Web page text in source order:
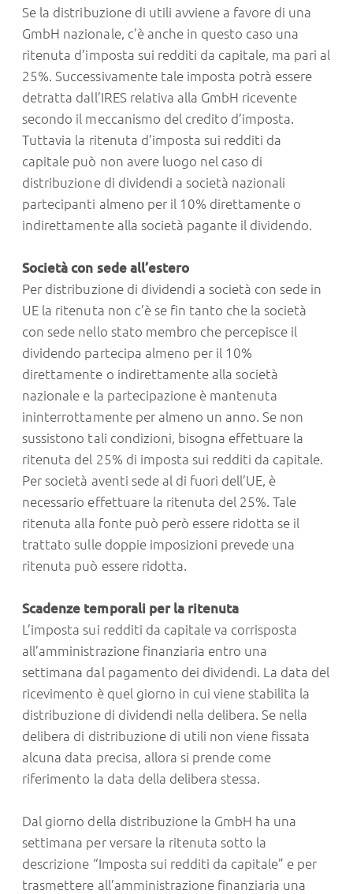
Se la distribuzione di utili avviene a favore di una
GmbH nazionale, c’è anche in questo caso una
ritenuta d’imposta sui redditi da capitale, ma pari al
25%. Successivamente tale imposta potrà essere
detratta dall’IRES relativa alla GmbH ricevente
secondo il meccanismo del credito d’imposta.
Tuttavia la ritenuta d’imposta sui redditi da
capitale può non avere luogo nel caso di
distribuzione di dividendi a società nazionali
partecipanti almeno per il 10% direttamente o
indirettamente alla società pagante il dividendo.
Società con sede all’estero
Per distribuzione di dividendi a società con sede in
UE la ritenuta non c’è se fin tanto che la società
con sede nello stato membro che percepisce il
dividendo partecipa almeno per il 10%
direttamente o indirettamente alla società
nazionale e la partecipazione è mantenuta
ininterrottamente per almeno un anno. Se non
sussistono tali condizioni, bisogna effettuare la
ritenuta del 25% di imposta sui redditi da capitale.
Per società aventi sede al di fuori dell’UE, è
necessario effettuare la ritenuta del 25%. Tale
ritenuta alla fonte può però essere ridotta se il
trattato sulle doppie imposizioni prevede una
ritenuta può essere ridotta.
Scadenze temporali per la ritenuta
L’imposta sui redditi da capitale va corrisposta
all’amministrazione finanziaria entro una
settimana dal pagamento dei dividendi. La data del
ricevimento è quel giorno in cui viene stabilita la
distribuzione di dividendi nella delibera. Se nella
delibera di distribuzione di utili non viene fissata
alcuna data precisa, allora si prende come
riferimento la data della delibera stessa.
Dal giorno della distribuzione la GmbH ha una
settimana per versare la ritenuta sotto la
descrizione “Imposta sui redditi da capitale” e per
trasmettere all’amministrazione finanziaria una